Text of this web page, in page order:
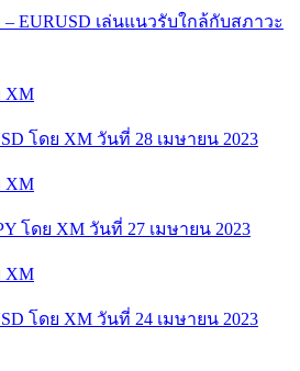
EURUSD เล่นแนวรับใกล้กับสภาวะ
XM
โดย XM วันที่ 28 เมษายน 2023
XM
โดย XM วันที่ 27 เมษายน 2023
XM
โดย XM วันที่ 24 เมษายน 2023